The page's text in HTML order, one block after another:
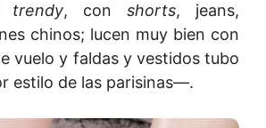
trendy, con shorts, jeans,
chinos; lucen muy bien con
vuelo y faldas y vestidos tubo
estilo de las parisinas—.